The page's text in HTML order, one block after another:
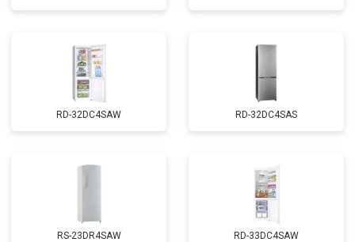
RD-32DC4SAW RD-32DC4SAS
RS-23DR4SAW RD-33DC4SAW